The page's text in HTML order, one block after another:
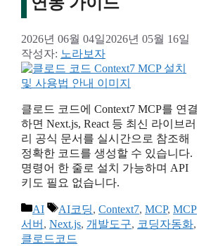
2026년 06월 04일2026년 05월 16일
작성자: 노라보자
클로드 코드에 Context7 MCP를 연결
하면 Next.js, React 등 최신 라이브러
리 공식 문서를 실시간으로 참조해
정확한 코드를 생성할 수 있습니다.
명령어 한 줄로 설치 가능하며 API
키도 필요 없습니다.
카
테
고
AI
태
그
AI코딩, Context7, MCP, MCP
서버 , Next.js, 개발도구, 코딩자동화,
클로드코드